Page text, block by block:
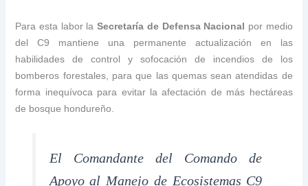
Para esta labor laSecretaría de Defensa Nacional por medio
del C9 mantiene una permanente actualización en las
habilidades de control y sofocación de incendios de los
bomberos forestales, para que las quemas sean atendidas de
forma inequívoca para evitar la afectación de más hectáreas
de bosque hondureño.
El Comandante del Comando de
Apoyo al Manejo de Ecosistemas C9